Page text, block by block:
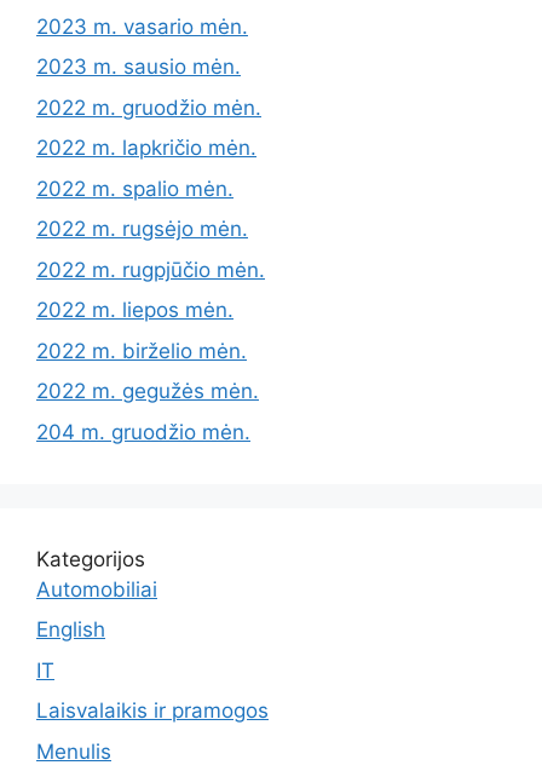
2023 m. vasario mėn.
2023 m. sausio mėn.
2022 m. gruodžio mėn.
2022 m. lapkričio mėn.
2022 m. spalio mėn.
2022 m. rugsėjo mėn.
2022 m. rugpjūčio mėn.
2022 m. liepos mėn.
2022 m. birželio mėn.
2022 m. gegužės mėn.
204 m. gruodžio mėn.
Kategorijos
Automobiliai
English
IT
Laisvalaikis ir pramogos
Menulis